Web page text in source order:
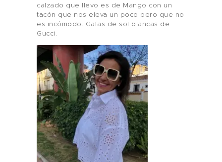
calzado que llevo es de Mango con un
tacón que nos eleva un poco pero que no
es incómodo. Gafas de sol blancas de
Gucci.